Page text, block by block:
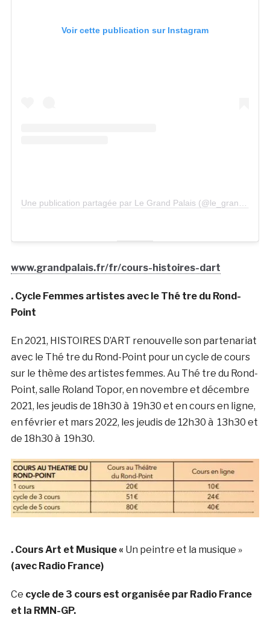
Voir cette publication sur Instagram
www.grandpalais.fr/fr/cours-histoires-dart
. Cycle Femmes artistes avec le Thé tre du Rond-
Point
En 2021, HISTOIRES D’ART renouvelle son partenariat
avec le Thé tre du Rond-Point pour un cycle de cours
sur le thème des artistes femmes. Au Thé tre du Rond-
Point, salle Roland Topor, en novembre et décembre
2021, les jeudis de 18h30 à 19h30 et en cours en ligne,
en février et mars 2022, les jeudis de 12h30 à 13h30 et
de 18h30 à 19h30.
. Cours Art et Musique « Un peintre et la musique »
(avec Radio France)
Ce cycle de 3 cours est organisée par Radio France
et la RMN-GP.